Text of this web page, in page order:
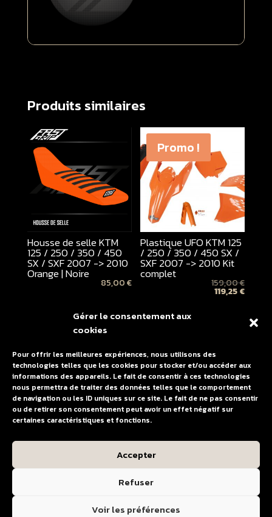
Gérer le consentement aux
cookies
Pour offrir les meilleures expériences, nous utilisons des
technologies telles que les cookies pour stocker et/ou accéder aux
informations des appareils. Le fait de consentir à ces technologies
nous permettra de traiter des données telles que le comportement
de navigation ou les ID uniques sur ce site. Le fait de ne pas consentir
ou de retirer son consentement peut avoir un effet négatif sur
certaines caractéristiques et fonctions.
Accepter
Refuser
Voir les préférences
Produits similaires
Housse de selle KTM
125 / 250 / 350 / 450
SX / SXF 2007 -> 2010
Orange | Noire
85,00€
Promo !
Plastique UFO KTM 125
/ 250 / 350 / 450 SX /
SXF 2007 -> 2010 Kit
complet
159,00€
119,25€
fourche WP fond
20,00€